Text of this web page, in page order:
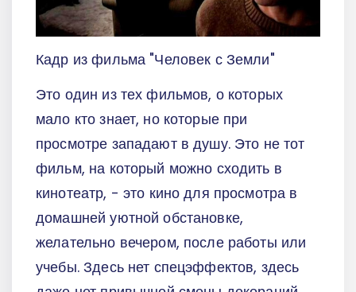
Кадр из фильма "Человек с Земли"
Это один из тех фильмов, о которых
мало кто знает, но которые при
просмотре западают в душу. Это не тот
фильм, на который можно сходить в
кинотеатр, - это кино для просмотра в
домашней уютной обстановке,
желательно вечером, после работы или
учебы. Здесь нет спецэффектов, здесь